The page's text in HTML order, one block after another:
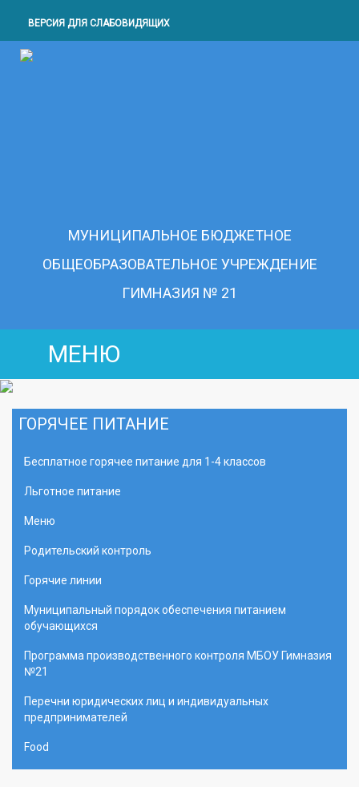
ВЕРСИЯ ДЛЯ СЛАБОВИДЯЩИХ
МУНИЦИПАЛЬНОЕ БЮДЖЕТНОЕ
ОБЩЕОБРАЗОВАТЕЛЬНОЕ УЧРЕЖДЕНИЕ
ГИМНАЗИЯ № 21
МЕНЮ
ГОРЯЧЕЕ ПИТАНИЕ
Бесплатное горячее питание для 1-4 классов
Льготное питание
Меню
Родительский контроль
Горячие линии
Муниципальный порядок обеспечения питанием
обучающихся
Программа производственного контроля МБОУ Гимназия
№21
Перечни юридических лиц и индивидуальных
предпринимателей
Food